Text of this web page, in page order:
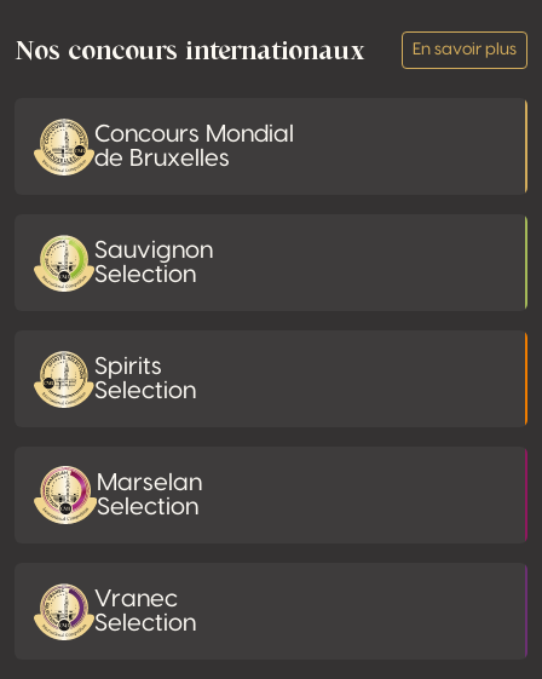
Nos concours internationaux En savoir plus
Concours Mondial
de Bruxelles
Sauvignon
Selection
Spirits
Selection
Marselan
Selection
Vranec
Selection